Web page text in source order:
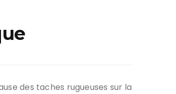
des taches rugueuses sur la